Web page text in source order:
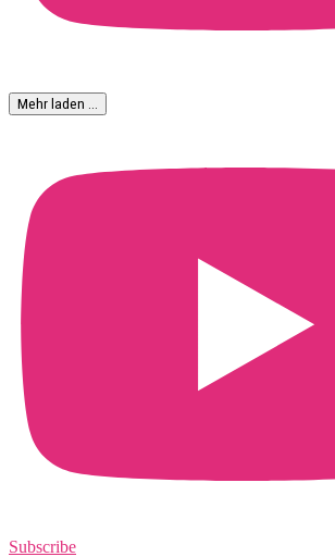
Mehr laden …
Subscribe